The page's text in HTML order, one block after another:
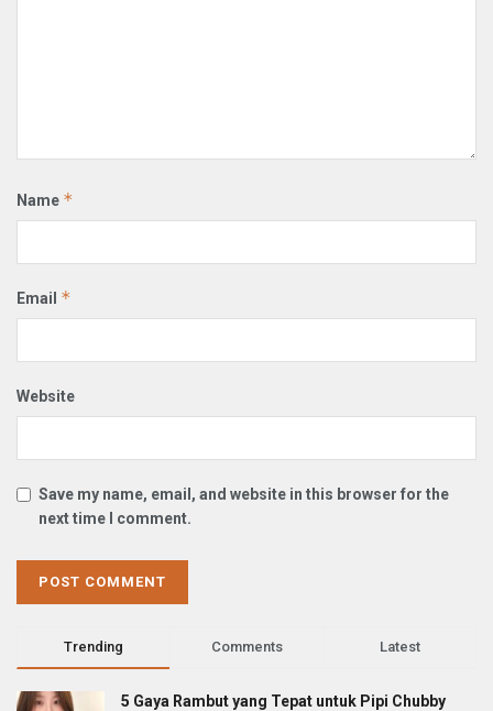
Name *
Email *
Website
Save my name, email, and website in this browser for the
next time I comment.
Trending Comments Latest
5 Gaya Rambut yang Tepat untuk Pipi Chubby